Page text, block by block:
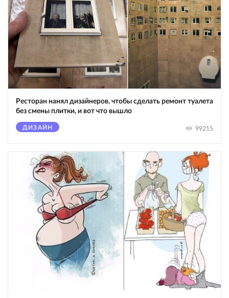
Ресторан нанял дизайнеров, чтобы сделать ремонт туалета
без смены плитки, и вот что вышло
ДИЗАЙН 99215